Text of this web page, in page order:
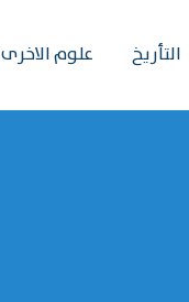
التأريخ علوم الاخرى